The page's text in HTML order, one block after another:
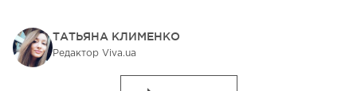
ТАТЬЯНА КЛИМЕНКО
Редактор Viva.ua